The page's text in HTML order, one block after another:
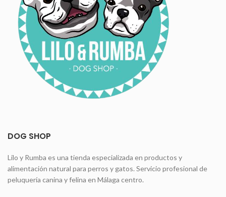
DOG SHOP
Lilo y Rumba es una tienda especializada en productos y
alimentación natural para perros y gatos. Servicio profesional de
peluquería canina y felina en Málaga centro.